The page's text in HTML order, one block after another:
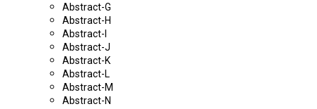
Abstract-G
Abstract-H
Abstract-I
Abstract-J
Abstract-K
Abstract-L
Abstract-M
Abstract-N